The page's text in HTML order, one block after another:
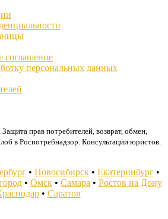
соглашение
персональных данных
прав потребителей, возврат, обмен,
в Роспотребнадзор. Консультации юристов.
• Новосибирск• Екатеринбург•
• Омск• Самара • Ростов на Дону
• Саратов